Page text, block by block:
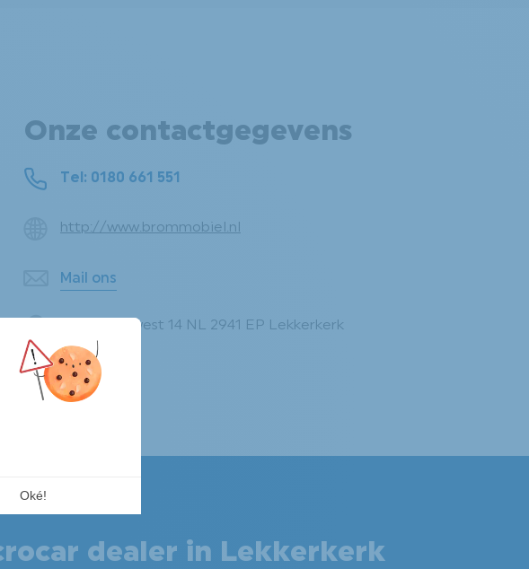
Onze contactgegevens
Tel: 0180 661 551
http://www.brommobiel.nl
Mail ons
Tiendweg west 14 NL 2941 EP Lekkerkerk
dealer in Lekkerkerk